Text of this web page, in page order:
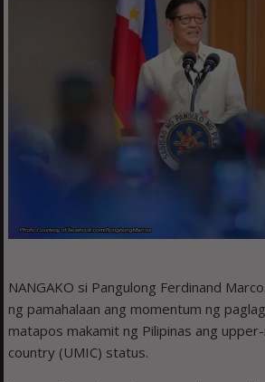
NANGAKO si Pangulong Ferdinand
ng pamahalaan ang momentum ng
matapos makamit ng Pilipinas ang
country (UMIC) status.